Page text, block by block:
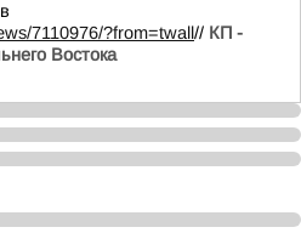
7110976/?from=twall// КП -
Востока